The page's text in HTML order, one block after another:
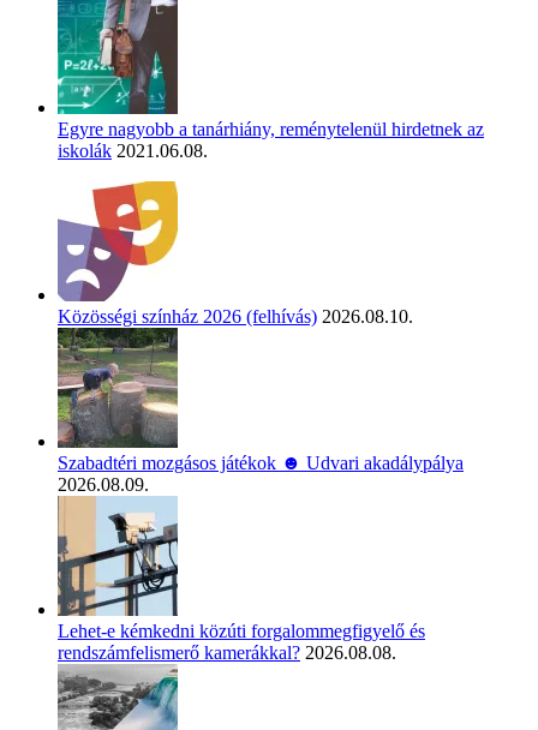
Egyre nagyobb a tanárhiány, reménytelenül hirdetnek az
iskolák 2021.06.08.
Közösségi színház 2026 (felhívás) 2026.08.10.
Szabadtéri mozgásos játékok ☻ Udvari akadálypálya
2026.08.09.
Lehet-e kémkedni közúti forgalommegfigyelő és
rendszámfelismerő kamerákkal? 2026.08.08.